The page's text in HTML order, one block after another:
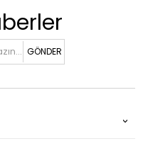
GÖNDER